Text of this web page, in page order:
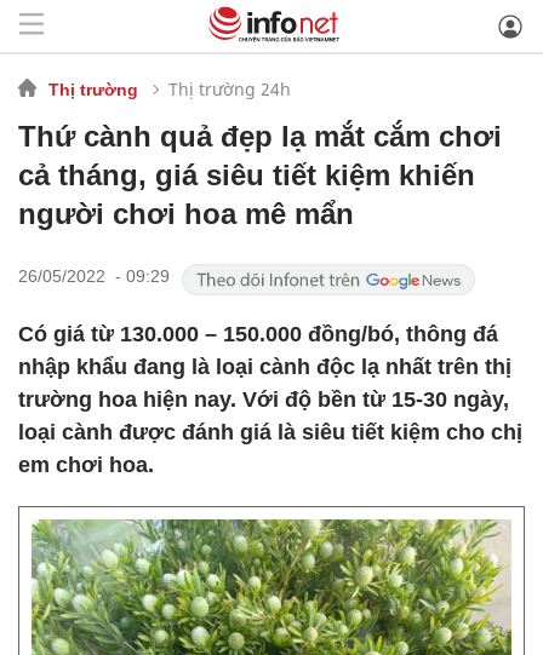
Thị trường Thị trường 24h
Thứ cành quả đẹp lạ mắt cắm chơi
cả tháng, giá siêu tiết kiệm khiến
người chơi hoa mê mẩn
26/05/2022 - 09:29
Có giá từ 130.000 – 150.000 đồng/bó, thông đá
nhập khẩu đang là loại cành độc lạ nhất trên thị
trường hoa hiện nay. Với độ bền từ 15-30 ngày,
loại cành được đánh giá là siêu tiết kiệm cho chị
em chơi hoa.